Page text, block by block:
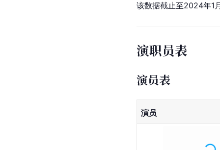
该数据截止至2024年1
演职员表
演员表
演员